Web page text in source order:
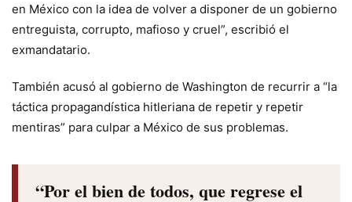
en México con la idea de volver a disponer de un gobierno
entreguista, corrupto, mafioso y cruel”, escribió el
exmandatario.
También acusó al gobierno de Washington de recurrir a “la
táctica propagandística hitleriana de repetir y repetir
mentiras” para culpar a México de sus problemas.
“Por el bien de todos, que regrese el